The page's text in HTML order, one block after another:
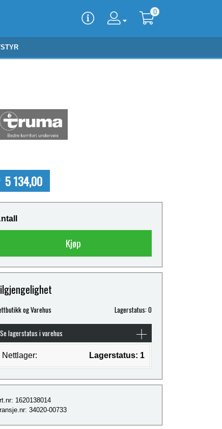
0
5 134,00
Kjøp
og Varehus Lagerstatus: 0
Se lagerstatus i varehus
Nettlager: Lagerstatus: 1
1620138014
34020-00733